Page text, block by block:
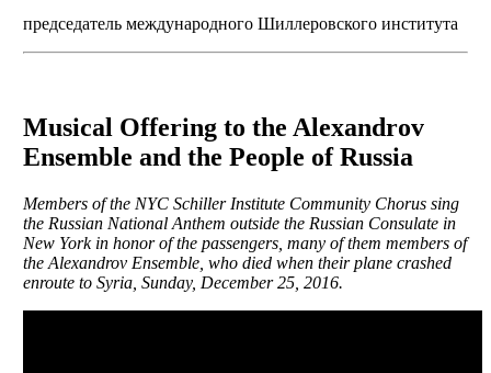
председатель международного Шиллеровского института
Musical Offering to the Alexandrov
Ensemble and the People of Russia
Members of the NYC Schiller Institute Community Chorus sing
the Russian National Anthem outside the Russian Consulate in
New York in honor of the passengers, many of them members of
the Alexandrov Ensemble, who died when their plane crashed
enroute to Syria, Sunday, December 25, 2016.